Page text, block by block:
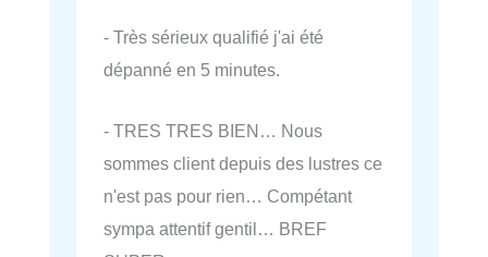
- Très sérieux qualifié j'ai été
dépanné en 5 minutes.
- TRES TRES BIEN… Nous
sommes client depuis des lustres ce
n'est pas pour rien… Compétant
sympa attentif gentil… BREF